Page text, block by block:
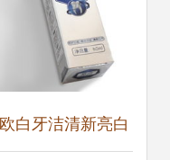
欧白牙洁清新亮白